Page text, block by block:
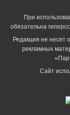
При
обязательна
Редакция не несет
рекламных
Сайт